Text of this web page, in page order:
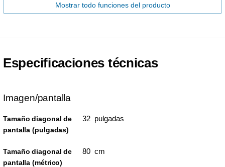
Mostrar todo funciones del producto
Especificaciones técnicas
Imagen/pantalla
Tamaño diagonal de
pantalla (pulgadas)
32 pulgadas
Tamaño diagonal de
pantalla (métrico)
80 cm